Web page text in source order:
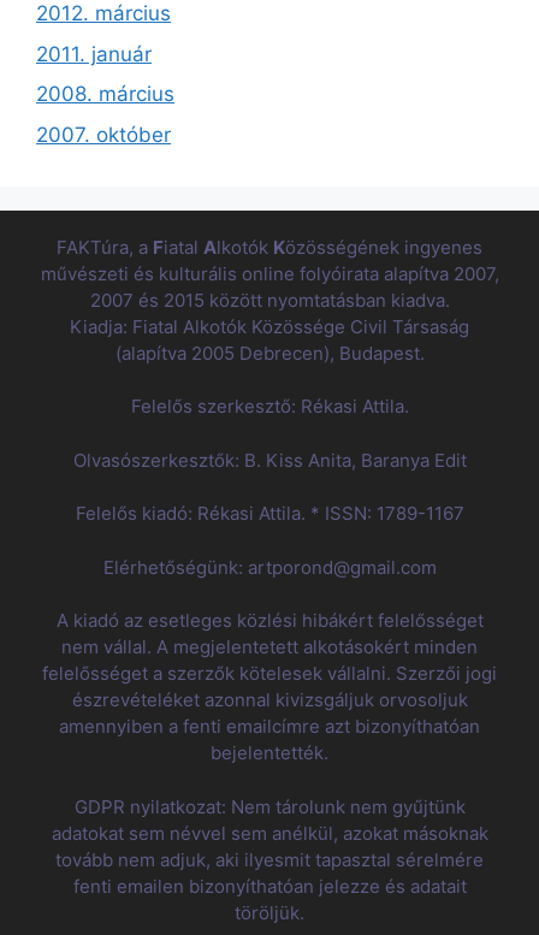
2012. március
2011. január
2008. március
2007. október
FAKTúra, a Fiatal Alkotók Közösségének ingyenes
művészeti és kulturális online folyóirata alapítva 2007,
2007 és 2015 között nyomtatásban kiadva.
Kiadja: Fiatal Alkotók Közössége Civil Társaság
(alapítva 2005 Debrecen), Budapest.
Felelős szerkesztő: Rékasi Attila.
Olvasószerkesztők: B. Kiss Anita, Baranya Edit
Felelős kiadó: Rékasi Attila. * ISSN: 1789-1167
Elérhetőségünk: artporond@gmail.com
A kiadó az esetleges közlési hibákért felelősséget
nem vállal. A megjelentetett alkotásokért minden
felelősséget a szerzők kötelesek vállalni. Szerzői jogi
észrevételéket azonnal kivizsgáljuk orvosoljuk
amennyiben a fenti emailcímre azt bizonyíthatóan
bejelentették.
GDPR nyilatkozat: Nem tárolunk nem gyűjtünk
adatokat sem névvel sem anélkül, azokat másoknak
tovább nem adjuk, aki ilyesmit tapasztal sérelmére
fenti emailen bizonyíthatóan jelezze és adatait
töröljük.